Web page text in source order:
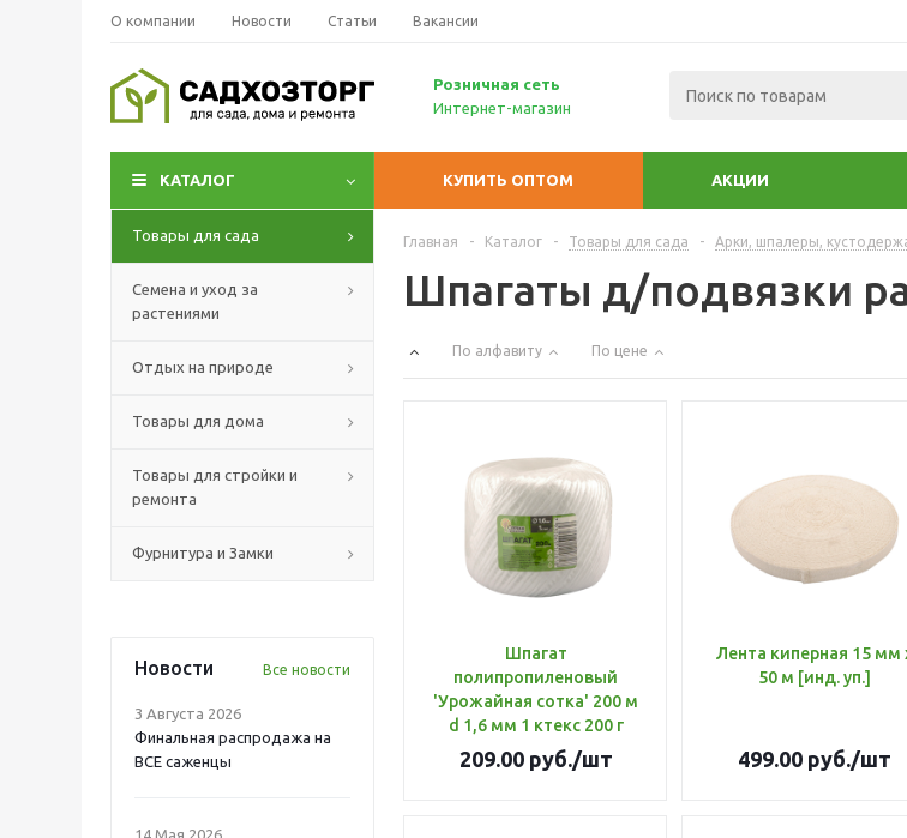
О компании Новости Статьи Вакансии
Розничная сеть
Интернет-магазин
КАТАЛОГ КУПИТЬ ОПТОМ АКЦИИ
Товары для сада
Семена и уход за
растениями
Отдых на природе
Товары для дома
Товары для стройки и
ремонта
Фурнитура и Замки
Новости Все новости
3 Августа 2026
Финальная распродажа на
ВСЕ саженцы
14 Мая 2026
Главная - Каталог - Товары для сада - Арки, шпалеры,
Шпагаты д/подвязки
По алфавиту По цене
Шпагат
полипропиленовый
'Урожайная сотка' 200 м
d 1,6 мм 1 ктекс 200 г
209.00руб./шт
Лента киперная 15 мм
50 м [инд. уп.]
499.00руб./шт